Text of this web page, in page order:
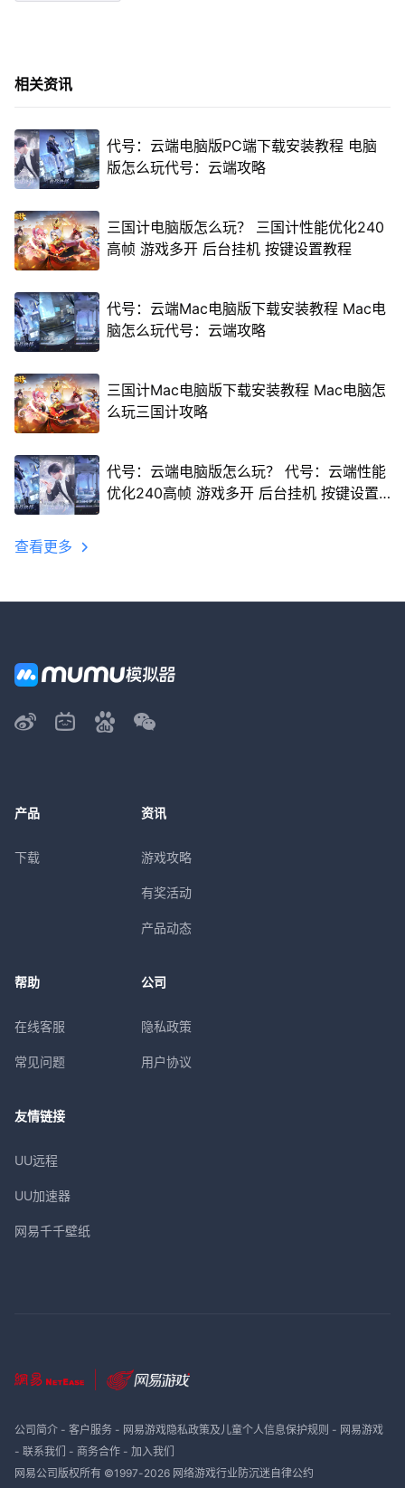
相关资讯
代号：云端电脑版PC端下载安装教程 电脑
版怎么玩代号：云端攻略
三国计电脑版怎么玩？ 三国计性能优化240
高帧 游戏多开 后台挂机 按键设置教程
代号：云端Mac电脑版下载安装教程 Mac电
脑怎么玩代号：云端攻略
三国计Mac电脑版下载安装教程 Mac电脑怎
么玩三国计攻略
代号：云端电脑版怎么玩？ 代号：云端性能
优化240高帧 游戏多开 后台挂机 按键设置
查看更多
产品
下载
资讯
游戏攻略
有奖活动
产品动态
帮助
在线客服
常见问题
公司
隐私政策
用户协议
友情链接
UU远程
UU加速器
网易千千壁纸
公司简介- 客户服务- 网易游戏隐私政策及儿童个人信息保护规则 - 网易游戏
- 联系我们 - 商务合作- 加入我们
网易公司版权所有 ©1997-2026 网络游戏行业防沉迷自律公约